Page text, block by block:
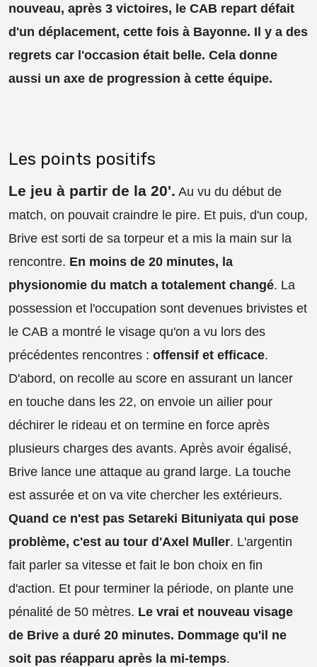
nouveau, après 3 victoires, le CAB repart défait
d'un déplacement, cette fois à Bayonne. Il y a des
regrets car l'occasion était belle. Cela donne
aussi un axe de progression à cette équipe.
Les points positifs
Le jeu à partir de la 20'. Au vu du début de
match, on pouvait craindre le pire. Et puis, d'un coup,
Brive est sorti de sa torpeur et a mis la main sur la
rencontre. En moins de 20 minutes, la
physionomie du match a totalement changé. La
possession et l'occupation sont devenues brivistes et
le CAB a montré le visage qu'on a vu lors des
précédentes rencontres : offensif et efficace.
D'abord, on recolle au score en assurant un lancer
en touche dans les 22, on envoie un ailier pour
déchirer le rideau et on termine en force après
plusieurs charges des avants. Après avoir égalisé,
Brive lance une attaque au grand large. La touche
est assurée et on va vite chercher les extérieurs.
Quand ce n'est pas Setareki Bituniyata qui pose
problème, c'est au tour d'Axel Muller. L'argentin
fait parler sa vitesse et fait le bon choix en fin
d'action. Et pour terminer la période, on plante une
pénalité de 50 mètres. Le vrai et nouveau visage
de Brive a duré 20 minutes. Dommage qu'il ne
soit pas réapparu après la mi-temps.